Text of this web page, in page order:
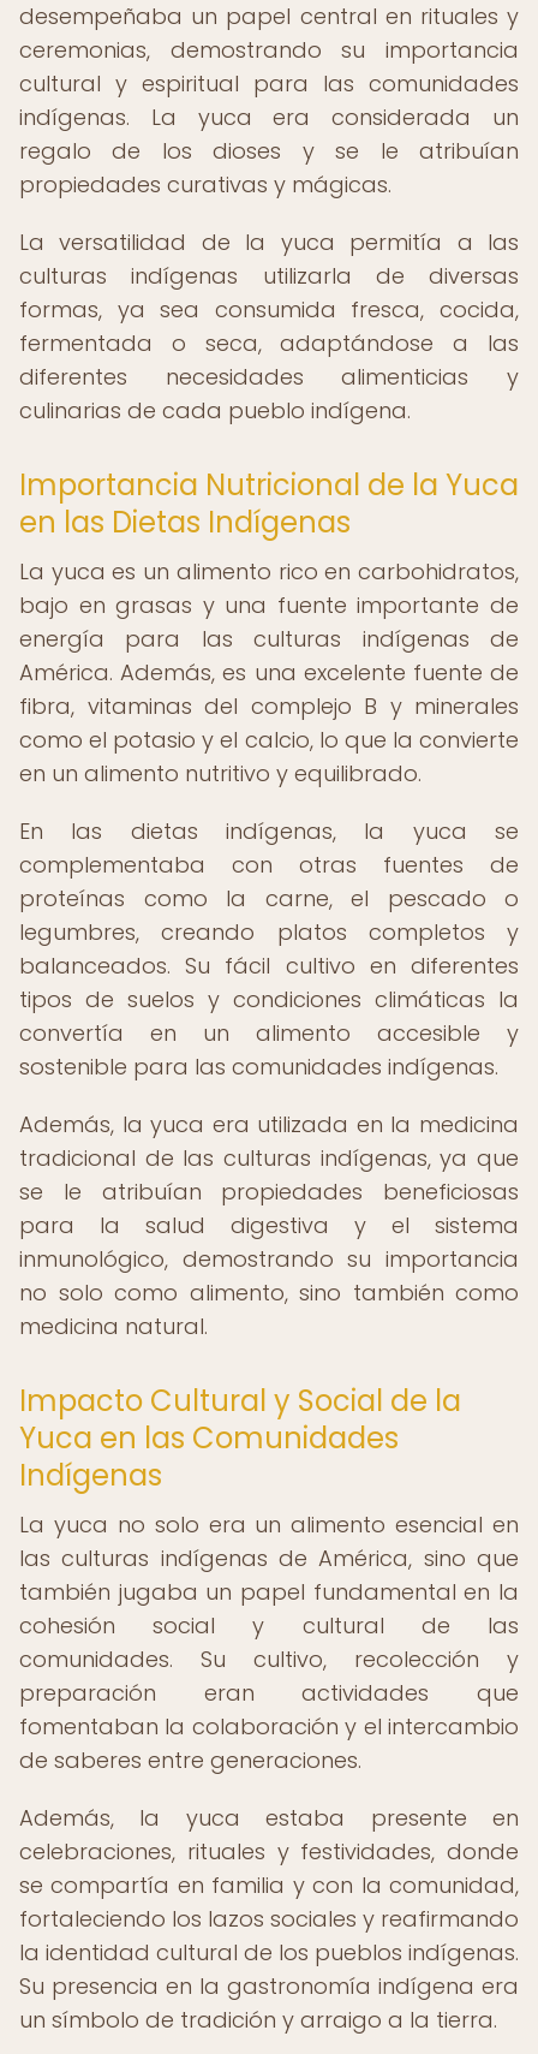
desempeñaba un papel central en rituales y
ceremonias, demostrando su importancia
cultural y espiritual para las comunidades
indígenas. La yuca era considerada un
regalo de los dioses y se le atribuían
propiedades curativas y mágicas.
La versatilidad de la yuca permitía a las
culturas indígenas utilizarla de diversas
formas, ya sea consumida fresca, cocida,
fermentada o seca, adaptándose a las
diferentes necesidades alimenticias y
culinarias de cada pueblo indígena.
Importancia Nutricional de la Yuca
en las Dietas Indígenas
La yuca es un alimento rico en carbohidratos,
bajo en grasas y una fuente importante de
energía para las culturas indígenas de
América. Además, es una excelente fuente de
fibra, vitaminas del complejo B y minerales
como el potasio y el calcio, lo que la convierte
en un alimento nutritivo y equilibrado.
En las dietas indígenas, la yuca se
complementaba con otras fuentes de
proteínas como la carne, el pescado o
legumbres, creando platos completos y
balanceados. Su fácil cultivo en diferentes
tipos de suelos y condiciones climáticas la
convertía en un alimento accesible y
sostenible para las comunidades indígenas.
Además, la yuca era utilizada en la medicina
tradicional de las culturas indígenas, ya que
se le atribuían propiedades beneficiosas
para la salud digestiva y el sistema
inmunológico, demostrando su importancia
no solo como alimento, sino también como
medicina natural.
Impacto Cultural y Social de la
Yuca en las Comunidades
Indígenas
La yuca no solo era un alimento esencial en
las culturas indígenas de América, sino que
también jugaba un papel fundamental en la
cohesión social y cultural de las
comunidades. Su cultivo, recolección y
preparación eran actividades que
fomentaban la colaboración y el intercambio
de saberes entre generaciones.
Además, la yuca estaba presente en
celebraciones, rituales y festividades, donde
se compartía en familia y con la comunidad,
fortaleciendo los lazos sociales y reafirmando
la identidad cultural de los pueblos indígenas.
Su presencia en la gastronomía indígena era
un símbolo de tradición y arraigo a la tierra.